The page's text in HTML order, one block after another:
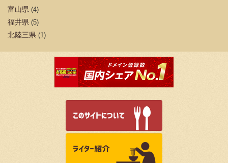
富山県 (4)
福井県 (5)
北陸三県 (1)